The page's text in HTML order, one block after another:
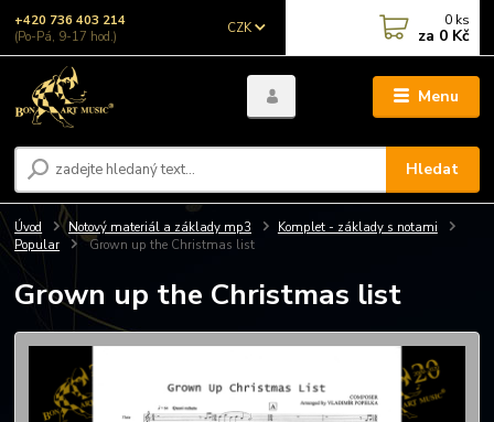
Menu
CZK
Hledat
+420 736 403 214
(Po-Pá, 9-17 hod.)
0 ks
za 0 Kč
Úvod Notový materiál a základy mp3
Komplet - základy s notami
Popular
Grown up the Christmas list
Grown up the Christmas list